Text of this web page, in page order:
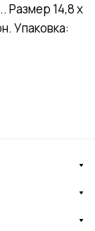
Размер 14,8 х
Упаковка: